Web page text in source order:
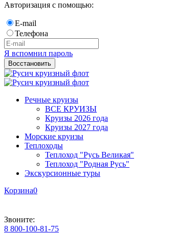
Авторизация с помощью:
E-mail
Телефона
Я вспомнил пароль
Восстановить
Речные круизы
ВСЕ КРУИЗЫ
Круизы 2026 года
Круизы 2027 года
Морские круизы
Теплоходы
Теплоход "Русь Великая"
Теплоход "Родная Русь"
Экскурсионные туры
Корзина0
Звоните:
8 800-100-81-75